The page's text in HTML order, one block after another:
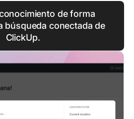
de forma
búsqueda conectada de
ClickUp.